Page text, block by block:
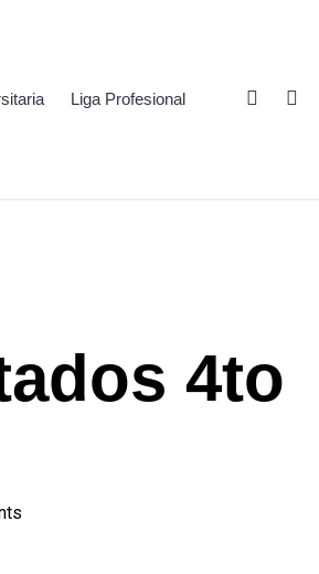
Liga Profesional Twitter
4to